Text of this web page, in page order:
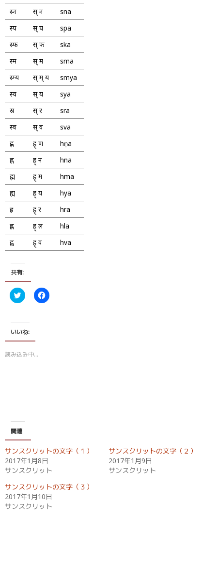
स्न
स् न
sna
स्प
स् प
spa
स्फ
स् फ
ska
स्म
स् म
sma
स्म्य
स् म् य
smya
स्य
स् य
sya
स्र
स् र
sra
स्व
स् व
sva
ह्ण
ह् ण
hṇa
ह्न
ह् न
hna
ह्म
ह् म
hma
ह्य
ह् य
hya
ह्र
ह् र
hra
ह्ल
ह् ल
hla
ह्व
ह् व hva
共有:
ク
リ
て
T
i
t
t
ウ
ン
ド
で
開
き
ま
)
F
a
新
し
い
ィ
ン
ド
ウ
で
いいね:
読み込み中…
関連
サンスクリットの文字（１）
2017年1月8日
サンスクリット
サンスクリットの文字（２）
2017年1月9日
サンスクリット
サンスクリットの文字（３）
2017年1月10日
サンスクリット